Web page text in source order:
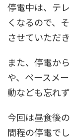
停電中は、テ
くなるので、
させていただき
また、停電か
や、ペースメ
動なども忘れ
今回は昼食後
間程の停電で